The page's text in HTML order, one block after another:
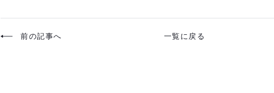
前の記事へ 一覧に戻る